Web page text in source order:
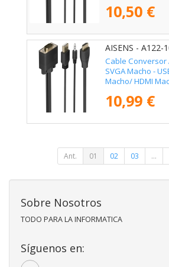
10,50 €
AISENS - A122-
Cable Conversor
SVGA Macho -
Macho/ HDMI
10,99 €
Ant. 01 02 03 ...
Sobre Nosotros
TODO PARA LA INFORMATICA
Síguenos en: